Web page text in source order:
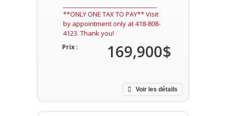
**ONLY ONE TAX TO PAY** Visit
by appointment only at 418-808-
4123. Thank you!
Voir les détails
Prix : 169,900$